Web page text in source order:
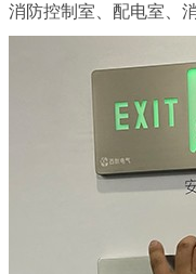
消防控制室、配电室、